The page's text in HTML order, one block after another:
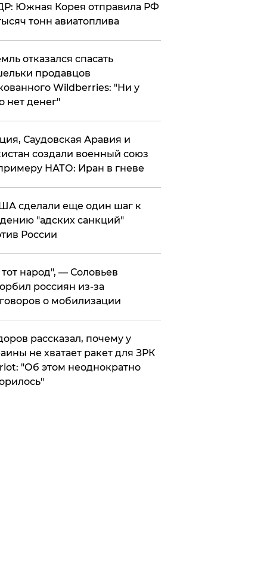
Южная Корея отправила РФ
тонн авиатоплива
отказался спасать
продавцов
Wildberries: "Ни у
нет денег"
Саудовская Аравия и
создали военный союз
НАТО: Иран в гневе
сделали еще один шаг к
"адских санкций"
России
народ", — Соловьев
россиян из-за
о мобилизации
рассказал, почему у
не хватает ракет для ЗРК
"Об этом неоднократно